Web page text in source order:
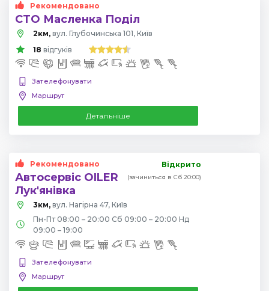
Рекомендовано
СТО Масленка Поділ
2км, вул. Глубочинська 101, Київ
18 відгуків
Зателефонувати
Маршрут
Детальніше
Рекомендовано
Автосервіс OILER
Лук'янівка
Відкрито
(зачиниться в Сб 20:00)
3км, вул. Нагірна 47, Київ
Пн-Пт 08:00 – 20:00 Сб 09:00 – 20:00 Нд
09:00 – 19:00
Зателефонувати
Маршрут